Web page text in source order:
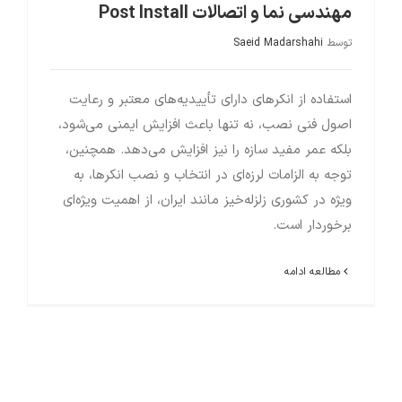
مهندسی نما و اتصالات Post Install
توسط Saeid Madarshahi
استفاده از انکرهای دارای تأییدیه‌های معتبر و رعایت
اصول فنی نصب، نه تنها باعث افزایش ایمنی می‌شود،
بلکه عمر مفید سازه را نیز افزایش می‌دهد. همچنین،
توجه به الزامات لرزه‌ای در انتخاب و نصب انکرها، به
ویژه در کشوری زلزله‌خیز مانند ایران، از اهمیت ویژه‌ای
برخوردار است.
مطالعه ادامه